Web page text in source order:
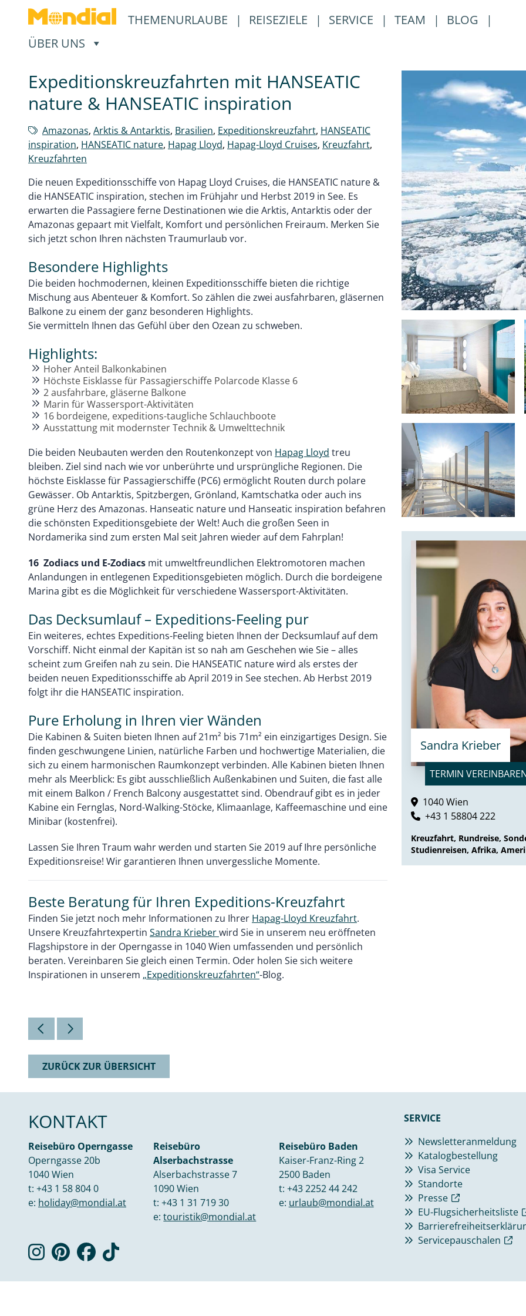
THEMENURLAUBE | REISEZIELE | SERVICE | TEAM | BLOG
|
ÜBER UNS , ÖFFNET EIN UNTERMENÜ
Expeditionskreuzfahrten mit HANSEATIC
nature & HANSEATIC inspiration
Amazonas, Arktis & Antarktis, Brasilien, Expeditionskreuzfahrt, HANSEATIC
inspiration, HANSEATIC nature, Hapag Lloyd, Hapag-Lloyd Cruises, Kreuzfahrt,
Kreuzfahrten
Die neuen Expeditionsschiffe von Hapag Lloyd Cruises, die HANSEATIC nature &
die HANSEATIC inspiration, stechen im Frühjahr und Herbst 2019 in See. Es
erwarten die Passagiere ferne Destinationen wie die Arktis, Antarktis oder der
Amazonas gepaart mit Vielfalt, Komfort und persönlichen Freiraum. Merken Sie
sich jetzt schon Ihren nächsten Traumurlaub vor.
Besondere Highlights
Die beiden hochmodernen, kleinen Expeditionsschiffe bieten die richtige
Mischung aus Abenteuer & Komfort. So zählen die zwei ausfahrbaren, gläsernen
Balkone zu einem der ganz besonderen Highlights.
Sie vermitteln Ihnen das Gefühl über den Ozean zu schweben.
Highlights:
Hoher Anteil Balkonkabinen
Höchste Eisklasse für Passagierschiffe Polarcode Klasse 6
2 ausfahrbare, gläserne Balkone
Marin für Wassersport-Aktivitäten
16 bordeigene, expeditions-taugliche Schlauchboote
Ausstattung mit modernster Technik & Umwelttechnik
Die beiden Neubauten werden den Routenkonzept von Hapag Lloyd treu
bleiben. Ziel sind nach wie vor unberührte und ursprüngliche Regionen. Die
höchste Eisklasse für Passagierschiffe (PC6) ermöglicht Routen durch polare
Gewässer. Ob Antarktis, Spitzbergen, Grönland, Kamtschatka oder auch ins
grüne Herz des Amazonas. Hanseatic nature und Hanseatic inspiration befahren
die schönsten Expeditionsgebiete der Welt! Auch die großen Seen in
Nordamerika sind zum ersten Mal seit Jahren wieder auf dem Fahrplan!
16 Zodiacs und E-Zodiacs mit umweltfreundlichen Elektromotoren machen
Anlandungen in entlegenen Expeditionsgebieten möglich. Durch die bordeigene
Marina gibt es die Möglichkeit für verschiedene Wassersport-Aktivitäten.
Das Decksumlauf – Expeditions-Feeling pur
Ein weiteres, echtes Expeditions-Feeling bieten Ihnen der Decksumlauf auf dem
Vorschiff. Nicht einmal der Kapitän ist so nah am Geschehen wie Sie – alles
scheint zum Greifen nah zu sein. Die HANSEATIC nature wird als erstes der
beiden neuen Expeditionsschiffe ab April 2019 in See stechen. Ab Herbst 2019
folgt ihr die HANSEATIC inspiration.
Pure Erholung in Ihren vier Wänden
Die Kabinen & Suiten bieten Ihnen auf 21m² bis 71m² ein einzigartiges Design. Sie
finden geschwungene Linien, natürliche Farben und hochwertige Materialien, die
sich zu einem harmonischen Raumkonzept verbinden. Alle Kabinen bieten Ihnen
mehr als Meerblick: Es gibt ausschließlich Außenkabinen und Suiten, die fast alle
mit einem Balkon / French Balcony ausgestattet sind. Obendrauf gibt es in jeder
Kabine ein Fernglas, Nord-Walking-Stöcke, Klimaanlage, Kaffeemaschine und eine
Minibar (kostenfrei).
Lassen Sie Ihren Traum wahr werden und starten Sie 2019 auf Ihre persönliche
Expeditionsreise! Wir garantieren Ihnen unvergessliche Momente.
Beste Beratung für Ihren Expeditions-Kreuzfahrt
Finden Sie jetzt noch mehr Informationen zu Ihrer Hapag-Lloyd Kreuzfahrt.
Unsere Kreuzfahrtexpertin Sandra Krieberwird Sie in unserem neu eröffneten
Flagshipstore in der Operngasse in 1040 Wien umfassenden und persönlich
beraten. Vereinbaren Sie gleich einen Termin. Oder holen Sie sich weitere
Inspirationen in unserem „Expeditionskreuzfahrten“-Blog.
Sandra Krieber
TERMIN
1040 Wien
+43 1 58804 222
Kreuzfahrt, Rundreise,
Studienreisen, Afrika,
ZURÜCK ZUR ÜBERSICHT
KONTAKT
Reisebüro Operngasse
Operngasse 20b
1040 Wien
t: +43 1 58 804 0
e: holiday@mondial.at
Reisebüro
Alserbachstrasse
Alserbachstrasse 7
1090 Wien
t:+43 1 31 719 30
e:touristik@mondial.at
Reisebüro Baden
Kaiser-Franz-Ring 2
2500 Baden
t: +43 2252 44 242
e: urlaub@mondial.at
SERVICE
Newsletteranmeldung
Katalogbestellung
Visa Service
Standorte
Presse
EU-Flugsicherheitsliste
Servicepauschalen